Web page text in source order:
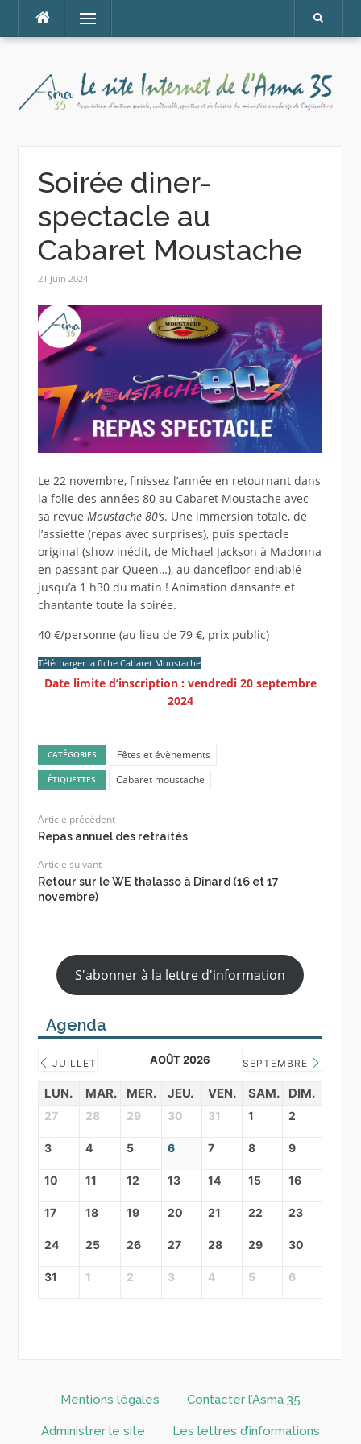
contenu
Menu
Soirée diner-
spectacle au
Cabaret Moustache
21 Juin 2024
Le 22 novembre, finissez l’année en retournant dans
la folie des années 80 au Cabaret Moustache avec
sa revue Moustache 80’s. Une immersion totale, de
l’assiette (repas avec surprises), puis spectacle
original (show inédit, de Michael Jackson à Madonna
en passant par Queen…), au dancefloor endiablé
jusqu’à 1 h30 du matin ! Animation dansante et
chantante toute la soirée.
40 €/personne (au lieu de 79 €, prix public)
Télécharger la fiche Cabaret Moustache
Date limite d’inscription : vendredi 20 septembre
2024
CATÉGORIES Fêtes et évènements
ÉTIQUETTES Cabaret moustache
Article précédent
Repas annuel des retraités
Article suivant
Retour sur le WE thalasso à Dinard (16 et 17
novembre)
S'abonner à la lettre d'information
Agenda
JUILLET AOÛT 2026 SEPTEMBRE
LUN. MAR. MER. JEU. VEN. SAM. DIM.
27 28 29 30 31 1 2
3 4 5 6 7 8 9
10 11 12 13 14 15 16
17 18 19 20 21 22 23
24 25 26 27 28 29 30
31 1 2 3 4 5 6
Mentions légales Contacter l’Asma 35
Administrer le site Les lettres d’informations